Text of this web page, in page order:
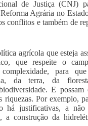
de Justiça (CNJ)
Agrária no
conflitos e também de
agrícola que esteja
que respeite o
para
da terra, da
E possam
riquezas. Por exemplo,
há justificativas, a
a construção da